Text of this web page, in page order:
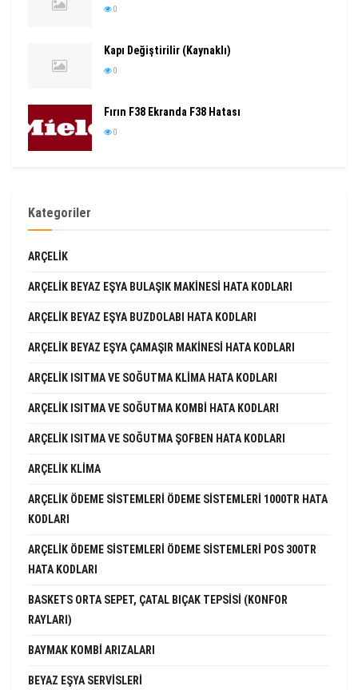
0
Kapı Değiştirilir (Kaynaklı)
0
Fırın F38 Ekranda F38 Hatası
0
Kategoriler
ARÇELIK
ARÇELIK BEYAZ EŞYA BULAŞIK MAKINESI HATA KODLARI
ARÇELIK BEYAZ EŞYA BUZDOLABI HATA KODLARI
ARÇELIK BEYAZ EŞYA ÇAMAŞIR MAKINESI HATA KODLARI
ARÇELIK ISITMA VE SOĞUTMA KLIMA HATA KODLARI
ARÇELIK ISITMA VE SOĞUTMA KOMBI HATA KODLARI
ARÇELIK ISITMA VE SOĞUTMA ŞOFBEN HATA KODLARI
ARÇELIK KLIMA
ARÇELIK ÖDEME SISTEMLERI ÖDEME SISTEMLERI 1000TR HATA
KODLARI
ARÇELIK ÖDEME SISTEMLERI ÖDEME SISTEMLERI POS 300TR
HATA KODLARI
BASKETS ORTA SEPET, ÇATAL BIÇAK TEPSISI (KONFOR
RAYLARI)
BAYMAK KOMBI ARIZALARI
BEYAZ EŞYA SERVISLERI